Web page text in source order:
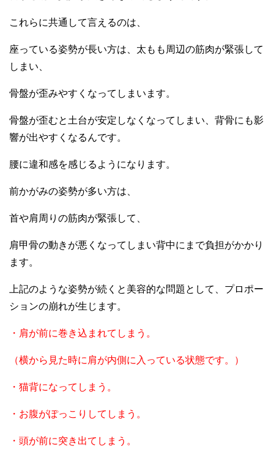
これらに共通して言えるのは、
座っている姿勢が長い方は、太もも周辺の筋肉が緊張して
しまい、
骨盤が歪みやすくなってしまいます。
骨盤が歪むと土台が安定しなくなってしまい、背骨にも影
響が出やすくなるんです。
腰に違和感を感じるようになります。
前かがみの姿勢が多い方は、
首や肩周りの筋肉が緊張して、
肩甲骨の動きが悪くなってしまい背中にまで負担がかかり
ます。
上記のような姿勢が続くと美容的な問題として、プロポー
ションの崩れが生じます。
・肩が前に巻き込まれてしまう。
（横から見た時に肩が内側に入っている状態です。）
・猫背になってしまう。
・お腹がぽっこりしてしまう。
・頭が前に突き出てしまう。